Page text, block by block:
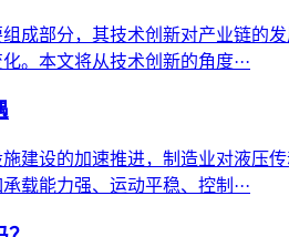
成部分，其技术创新对产业链的
。本文将从技术创新的角度···
建设的加速推进，制造业对液压
载能力强、运动平稳、控制···